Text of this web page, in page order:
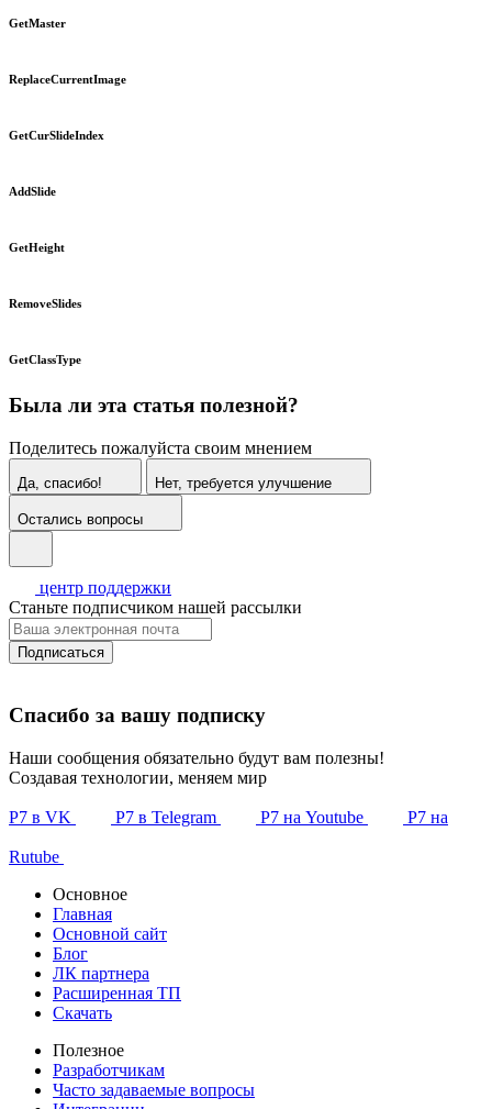
GetMaster
ReplaceCurrentImage
GetCurSlideIndex
AddSlide
GetHeight
RemoveSlides
GetClassType
Была ли эта статья полезной?
Поделитесь пожалуйста своим мнением
Да, спасибо! Нет, требуется улучшение
Остались вопросы
центр поддержки
Станьте подписчиком нашей рассылки
Подписаться
Спасибо за вашу подписку
Наши сообщения обязательно будут вам полезны!
Создавая технологии, меняем мир
Р7 в VK Р7 в Telegram Р7 на Youtube Р7 на
Rutube
Основное
Главная
Основной сайт
Блог
ЛК партнера
Расширенная ТП
Скачать
Полезное
Разработчикам
Часто задаваемые вопросы